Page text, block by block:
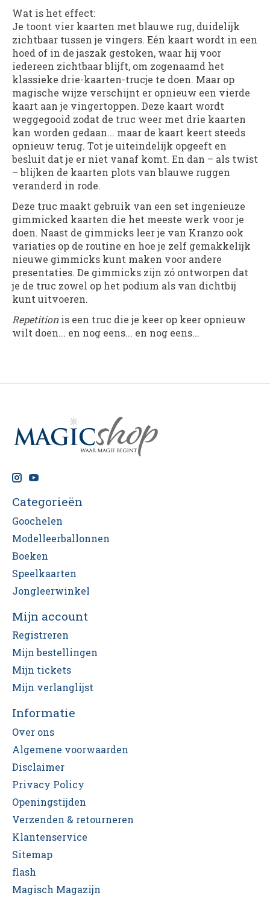
Wat is het effect:
Je toont vier kaarten met blauwe rug, duidelijk
zichtbaar tussen je vingers. Eén kaart wordt in een
hoed of in de jaszak gestoken, waar hij voor
iedereen zichtbaar blijft, om zogenaamd het
klassieke drie-kaarten-trucje te doen. Maar op
magische wijze verschijnt er opnieuw een vierde
kaart aan je vingertoppen. Deze kaart wordt
weggegooid zodat de truc weer met drie kaarten
kan worden gedaan... maar de kaart keert steeds
opnieuw terug. Tot je uiteindelijk opgeeft en
besluit dat je er niet vanaf komt. En dan – als twist
– blijken de kaarten plots van blauwe ruggen
veranderd in rode.
Deze truc maakt gebruik van een set ingenieuze
gimmicked kaarten die het meeste werk voor je
doen. Naast de gimmicks leer je van Kranzo ook
variaties op de routine en hoe je zelf gemakkelijk
nieuwe gimmicks kunt maken voor andere
presentaties. De gimmicks zijn zó ontworpen dat
je de truc zowel op het podium als van dichtbij
kunt uitvoeren.
Repetitionis een truc die je keer op keer opnieuw
wilt doen... en nog eens... en nog eens...
Categorieën
Goochelen
Modelleerballonnen
Boeken
Speelkaarten
Jongleerwinkel
Mijn account
Registreren
Mijn bestellingen
Mijn tickets
Mijn verlanglijst
Informatie
Over ons
Algemene voorwaarden
Disclaimer
Privacy Policy
Openingstijden
Verzenden & retourneren
Klantenservice
Sitemap
flash
Magisch Magazijn